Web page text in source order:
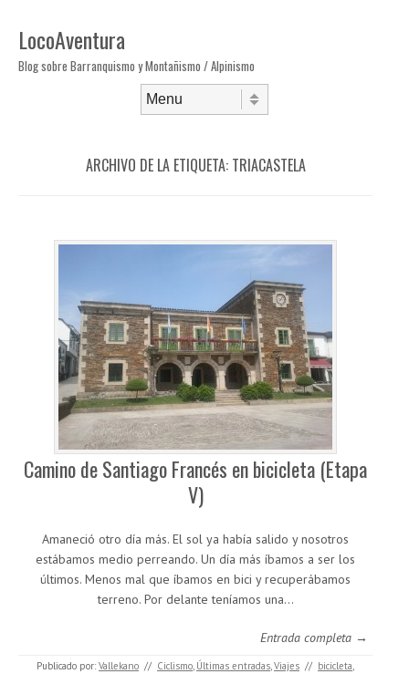
LocoAventura
Blog sobre Barranquismo y Montañismo / Alpinismo
ARCHIVO DE LA ETIQUETA: TRIACASTELA
Camino de Santiago Francés en bicicleta (Etapa
V)
Amaneció otro día más. El sol ya había salido y nosotros
estábamos medio perreando. Un día más íbamos a ser los
últimos. Menos mal que íbamos en bici y recuperábamos
terreno. Por delante teníamos una…
Entrada completa →
Publicado por: Vallekano // Ciclismo, Últimas entradas,Viajes // bicicleta,